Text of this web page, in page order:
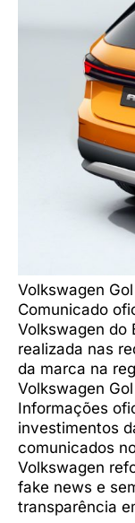
Volkswagen
Comunicado
Volkswagen do
realizada nas
da marca na
Volkswagen
Informações
investimentos
comunicados
Volkswagen
fake news e
transparência